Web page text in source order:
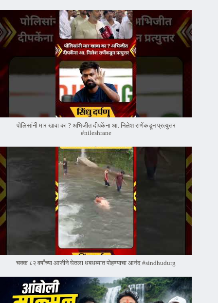
पोलिसांनी मार खावा का ? अभिजीत दीपकेंना आ. निलेश राणेंकडून प्रत्युत्तर
#nileshrane
चक्क ८२ वर्षांच्या आजीने घेतला धबधब्यात पोहण्याचा आनंद #sindhudurg